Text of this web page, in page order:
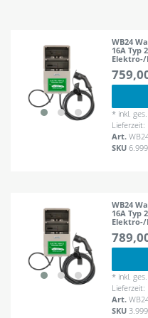
WB24
16A Typ
* inkl.
Lieferzeit:
Art.
SKU
WB24
16A Typ
* inkl.
Lieferzeit:
Art.
SKU